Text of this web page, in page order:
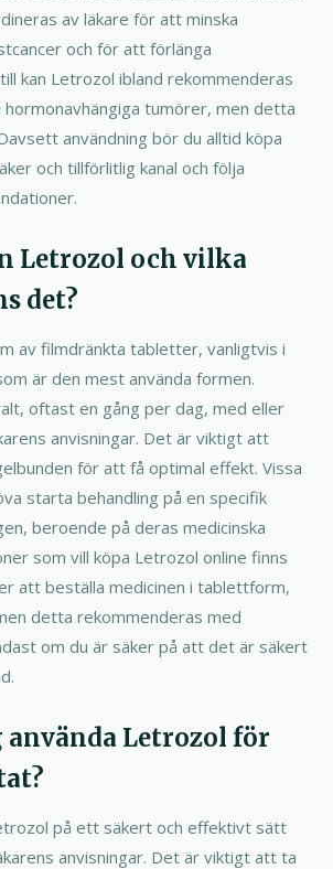
av läkare för att minska
och för att förlänga
kan Letrozol ibland rekommenderas
tumörer, men detta
användning bör du alltid köpa
och tillförlitlig kanal och följa
Letrozol och vilka
det?
av filmdränkta tabletter, vanligtvis i
är den mest använda formen.
oftast en gång per dag, med eller
anvisningar. Det är viktigt att
för att få optimal effekt. Vissa
starta behandling på en specifik
beroende på deras medicinska
som vill köpa Letrozol online finns
att beställa medicinen i tablettform,
detta rekommenderas med
om du är säker på att det är säkert
använda Letrozol för
på ett säkert och effektivt sätt
anvisningar. Det är viktigt att ta